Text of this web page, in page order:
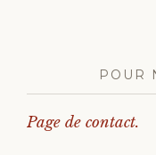
POUR
Page de contact.